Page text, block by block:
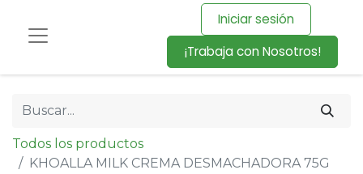
Iniciar sesión
¡Trabaja con Nosotros!
Todos los productos
KHOALLA MILK CREMA DESMACHADORA 75G